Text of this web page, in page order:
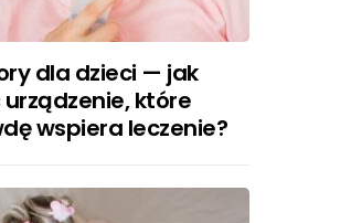
dla dzieci — jak
które
wspiera leczenie?